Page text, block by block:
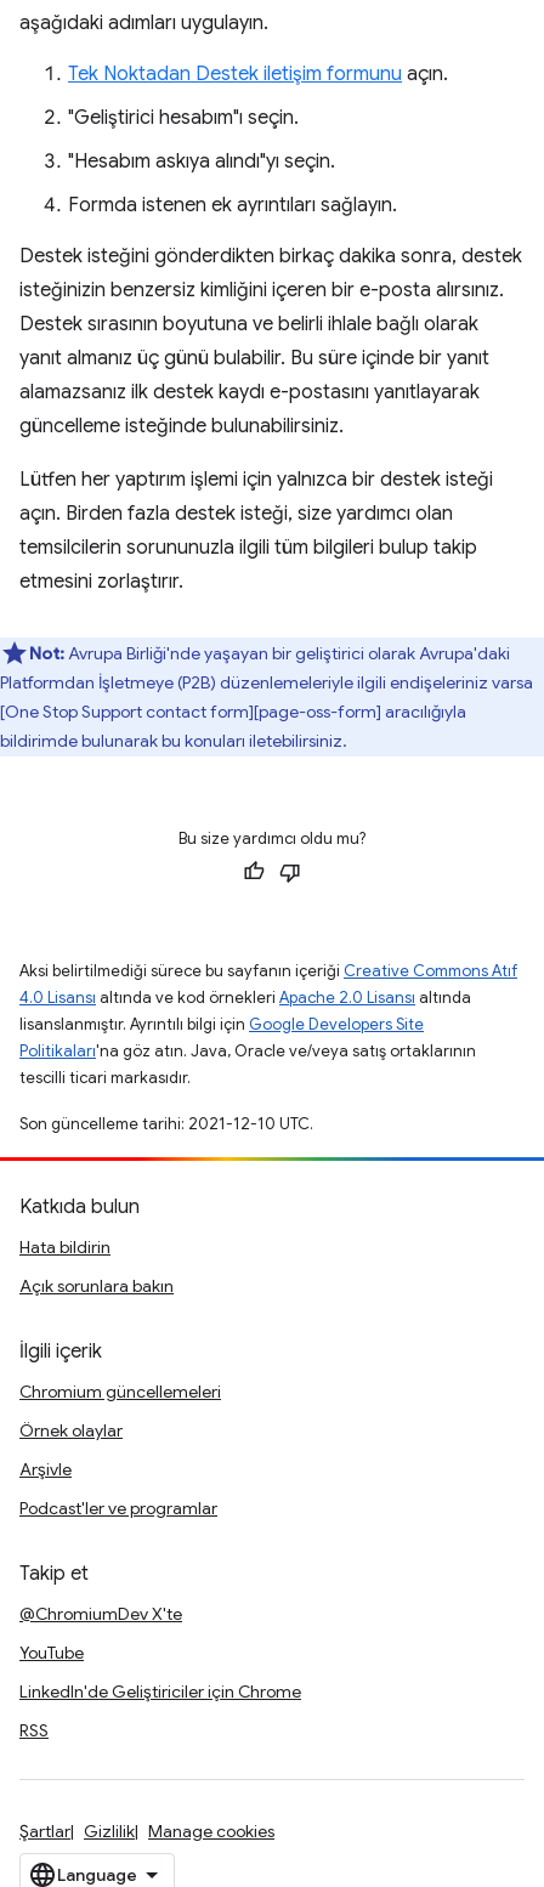
aşağıdaki adımları uygulayın.
Tek Noktadan Destek iletişim formunu açın.
"Geliştirici hesabım"ı seçin.
"Hesabım askıya alındı"yı seçin.
Formda istenen ek ayrıntıları sağlayın.
Destek isteğini gönderdikten birkaç dakika sonra, destek
isteğinizin benzersiz kimliğini içeren bir e-posta alırsınız.
Destek sırasının boyutuna ve belirli ihlale bağlı olarak
yanıt almanız üç günü bulabilir. Bu süre içinde bir yanıt
alamazsanız ilk destek kaydı e-postasını yanıtlayarak
güncelleme isteğinde bulunabilirsiniz.
Lütfen her yaptırım işlemi için yalnızca bir destek isteği
açın. Birden fazla destek isteği, size yardımcı olan
temsilcilerin sorununuzla ilgili tüm bilgileri bulup takip
etmesini zorlaştırır.
Not:Avrupa Birliği'nde yaşayan bir geliştirici olarak Avrupa'daki
Platformdan İşletmeye (P2B) düzenlemeleriyle ilgili endişeleriniz varsa
[One Stop Support contact form][page-oss-form] aracılığıyla
bildirimde bulunarak bu konuları iletebilirsiniz.
Bu size yardımcı oldu mu?
Aksi belirtilmediği sürece bu sayfanın içeriği Creative Commons Atıf
4.0 Lisansı altında ve kod örnekleri Apache 2.0 Lisansı altında
lisanslanmıştır. Ayrıntılı bilgi için Google Developers Site
Politikaları'na göz atın. Java, Oracle ve/veya satış ortaklarının
tescilli ticari markasıdır.
Son güncelleme tarihi: 2021-12-10 UTC.
Katkıda bulun
Hata bildirin
Açık sorunlara bakın
İlgili içerik
Chromium güncellemeleri
Örnek olaylar
Arşivle
Podcast'ler ve programlar
Takip et
@ChromiumDev X'te
YouTube
LinkedIn'de Geliştiriciler için Chrome
RSS
Şartlar Gizlilik Manage cookies